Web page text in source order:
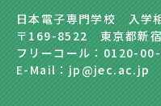
日本電子専門学校 入学
〒169-8522 東京都新
フリーコール：0120-
E-Mail：jp@jec.ac.jp